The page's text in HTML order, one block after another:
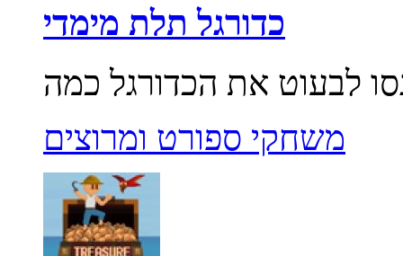
כדורגל תלת מימדי
משחקי ספורט ומרוצים